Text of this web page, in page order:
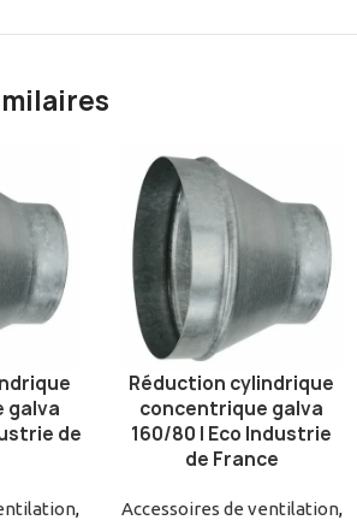
galva
de
,
AJOUTER AU PANIER
Réduction cylindrique
concentrique galva
160/80 | Eco Industrie
de France
Accessoires de ventilation,